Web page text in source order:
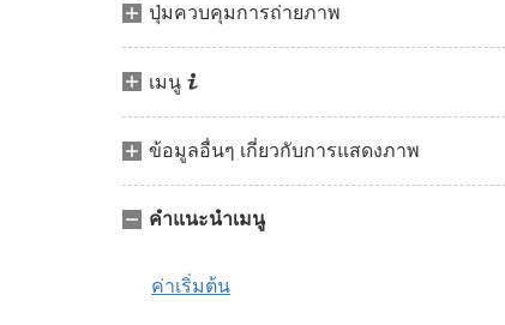
ปุ่มควบคุมการถ่ายภาพ
เมนู i
ข้อมูลอื่นๆ เกี่ยวกับการแสดงภาพ
คำแนะนำเมนู
ค่าเริ่มต้น